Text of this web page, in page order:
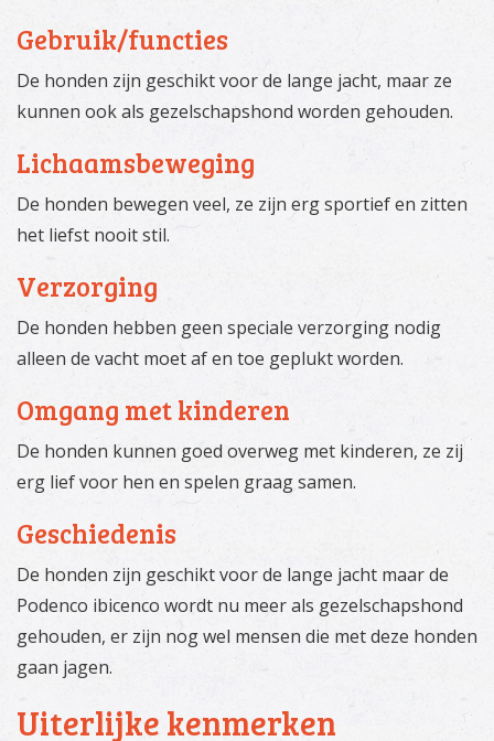
Gebruik/functies
De honden zijn geschikt voor de lange jacht, maar ze
kunnen ook als gezelschapshond worden gehouden.
Lichaamsbeweging
De honden bewegen veel, ze zijn erg sportief en zitten
het liefst nooit stil.
Verzorging
De honden hebben geen speciale verzorging nodig
alleen de vacht moet af en toe geplukt worden.
Omgang met kinderen
De honden kunnen goed overweg met kinderen, ze zij
erg lief voor hen en spelen graag samen.
Geschiedenis
De honden zijn geschikt voor de lange jacht maar de
Podenco ibicenco wordt nu meer als gezelschapshond
gehouden, er zijn nog wel mensen die met deze honden
gaan jagen.
Uiterlijke kenmerken